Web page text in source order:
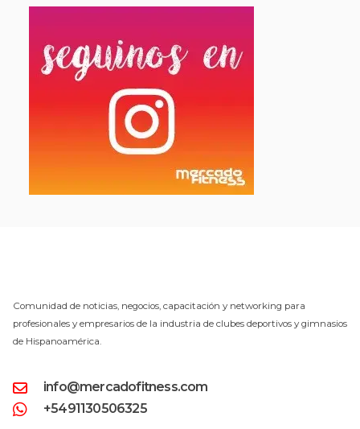
Comunidad de noticias, negocios, capacitación y networking para
profesionales y empresarios de la industria de clubes deportivos y gimnasios
de Hispanoamérica.
info@mercadofitness.com
+5491130506325